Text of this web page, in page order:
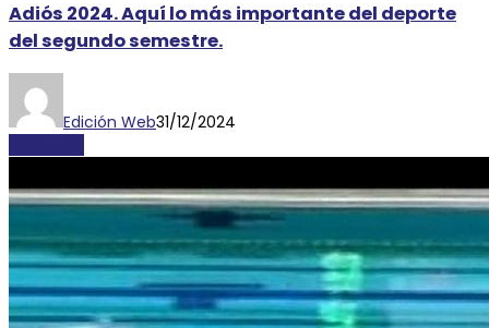
Adiós 2024. Aquí lo más importante del deporte
del segundo semestre.
Edición Web31/12/2024